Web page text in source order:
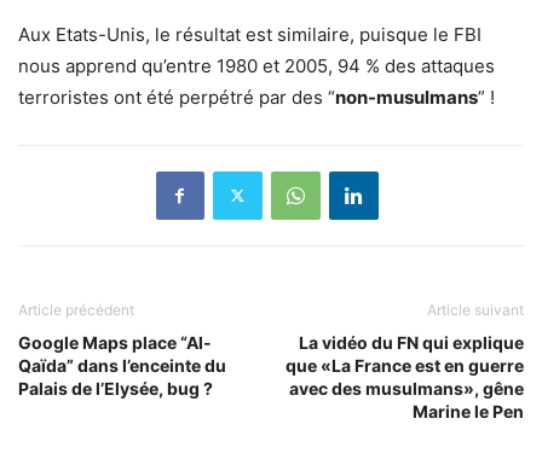
Aux Etats-Unis, le résultat est similaire, puisque le FBI
nous apprend qu’entre 1980 et 2005, 94 % des attaques
terroristes ont été perpétré par des “non-musulmans” !
Article précédent
Google Maps place “Al-
Qaïda” dans l’enceinte du
Palais de l’Elysée, bug ?
Article suivant
La vidéo du FN qui explique
que «La France est en guerre
avec des musulmans», gêne
Marine le Pen